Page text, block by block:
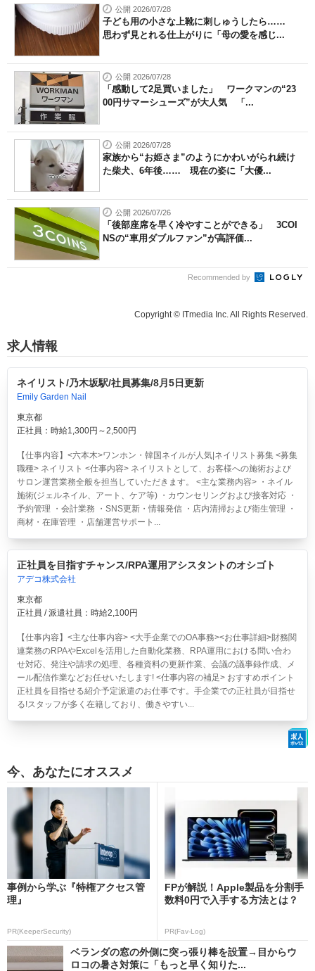
公開 2026/07/28
子ども用の小さな上靴に刺しゅうしたら……
思わず見とれる仕上がりに「母の愛を感じ...
公開 2026/07/28
「感動して2足買いました」 ワークマンの“23
00円サマーシューズ”が大人気 「...
公開 2026/07/28
家族から“お姫さま”のようにかわいがられ続け
た柴犬、6年後…… 現在の姿に「大優...
公開 2026/07/26
「後部座席を早く冷やすことができる」 3COI
NSの“車用ダブルファン”が高評価...
Recommended by
Copyright © ITmedia Inc. All Rights Reserved.
求人情報
ネイリスト/乃木坂駅/社員募集/8月5日更新
Emily Garden Nail
東京都
正社員：時給1,300円～2,500円
【仕事内容】<六本木>ワンホン・韓国ネイルが人気|ネイリスト募集 <募集
職種> ネイリスト <仕事内容> ネイリストとして、お客様への施術および
サロン運営業務全般を担当していただきます。 <主な業務内容> ・ネイル
施術(ジェルネイル、アート、ケア等) ・カウンセリングおよび接客対応 ・
予約管理 ・会計業務 ・SNS更新・情報発信 ・店内清掃および衛生管理 ・
商材・在庫管理 ・店舗運営サポート...
正社員を目指すチャンス/RPA運用アシスタントのオシゴト
アデコ株式会社
東京都
正社員 / 派遣社員：時給2,100円
【仕事内容】<主な仕事内容> <大手企業でのOA事務><お仕事詳細>財務関
連業務のRPAやExcelを活用した自動化業務、RPA運用における問い合わ
せ対応、発注や請求の処理、各種資料の更新作業、会議の議事録作成、メ
ール配信作業などお任せいたします! <仕事内容の補足> おすすめポイント
正社員を目指せる紹介予定派遣のお仕事です。手企業での正社員が目指せ
る!スタッフが多く在籍しており、働きやすい...
今、あなたにオススメ
事例から学ぶ『特権アクセス管
理』
PR(KeeperSecurity)
FPが解説！Apple製品を分割手
数料0円で入手する方法とは？
PR(Fav-Log)
ベランダの窓の外側に突っ張り棒を設置→目からウ
ロコの暑さ対策に「もっと早く知りた...